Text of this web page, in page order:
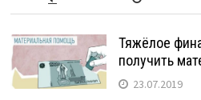
Тяжёлое
получить
23.07.2019